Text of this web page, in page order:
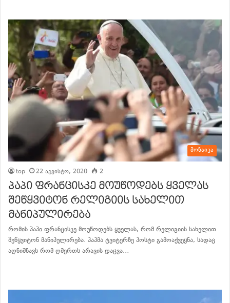
მოზაიკა
top 22 აგვისტო, 2020 2
პაპი ფრანცისკე მოუწოდებს ყველას
შეწყვიტონ რელიგიის სახელით
მანიპულირება
რომის პაპი ფრანცისკე მოუწოდებს ყველას, რომ რელიგიის სახელით
შეწყვიტონ მანიპულირება. პაპმა ტვიტერზე პოსტი გამოაქვეყნა, სადაც
აღნიშნავს რომ ღმერთს არავის დაცვა…